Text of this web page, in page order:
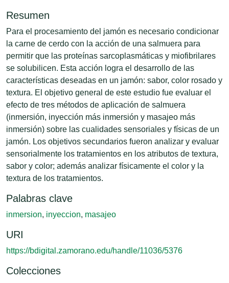
Resumen
Para el procesamiento del jamón es necesario condicionar
la carne de cerdo con la acción de una salmuera para
permitir que las proteínas sarcoplasmáticas y miofibrilares
se solubilicen. Esta acción logra el desarrollo de las
características deseadas en un jamón: sabor, color rosado y
textura. El objetivo general de este estudio fue evaluar el
efecto de tres métodos de aplicación de salmuera
(inmersión, inyección más inmersión y masajeo más
inmersión) sobre las cualidades sensoriales y físicas de un
jamón. Los objetivos secundarios fueron analizar y evaluar
sensorialmente los tratamientos en los atributos de textura,
sabor y color; además analizar físicamente el color y la
textura de los tratamientos.
Palabras clave
inmersion, inyeccion, masajeo
URI
https://bdigital.zamorano.edu/handle/11036/5376
Colecciones